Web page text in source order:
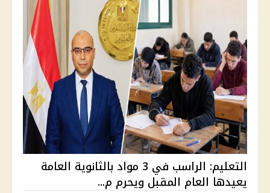
التعليم: الراسب في 3 مواد بالثانوية العامة
يعيدها العام المقبل ويحرم م...